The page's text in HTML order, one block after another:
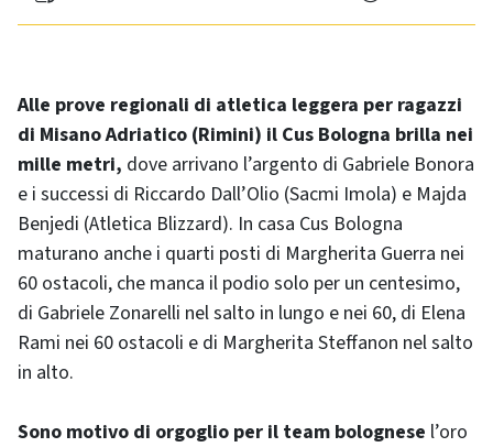
Alle prove regionali di atletica leggera per ragazzi
di Misano Adriatico (Rimini) il Cus Bologna brilla nei
mille metri, dove arrivano l’argento di Gabriele Bonora
e i successi di Riccardo Dall’Olio (Sacmi Imola) e Majda
Benjedi (Atletica Blizzard). In casa Cus Bologna
maturano anche i quarti posti di Margherita Guerra nei
60 ostacoli, che manca il podio solo per un centesimo,
di Gabriele Zonarelli nel salto in lungo e nei 60, di Elena
Rami nei 60 ostacoli e di Margherita Steffanon nel salto
in alto.
Sono motivo di orgoglio per il team bolognese l’oro